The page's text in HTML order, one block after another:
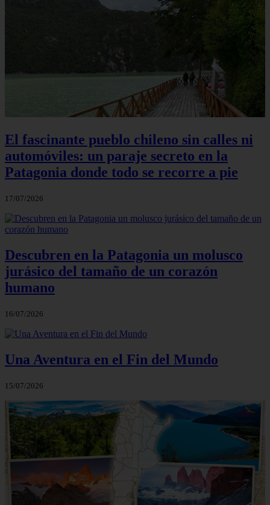
El fascinante pueblo chileno sin calles ni
automóviles: un paraje secreto en la
Patagonia donde todo se recorre a pie
17/07/2026
Descubren en la Patagonia un molusco
jurásico del tamaño de un corazón
humano
16/07/2026
Una Aventura en el Fin del Mundo
15/07/2026